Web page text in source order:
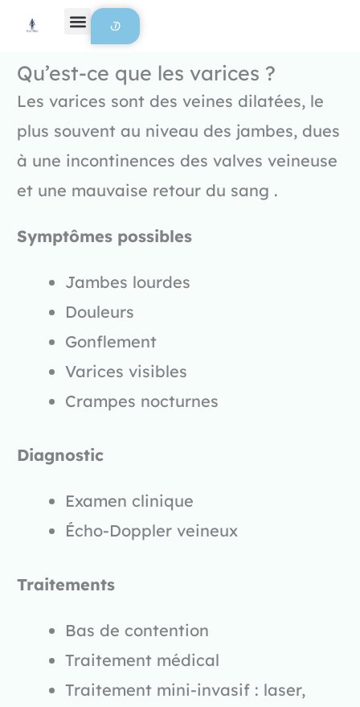
Qu’est-ce que les varices ?
Les varices sont des veines dilatées, le
plus souvent au niveau des jambes, dues
à une incontinences des valves veineuse
et une mauvaise retour du sang .
Symptômes possibles
Jambes lourdes
Douleurs
Gonflement
Varices visibles
Crampes nocturnes
Diagnostic
Examen clinique
Écho-Doppler veineux
Traitements
Bas de contention
Traitement médical
Traitement mini-invasif : laser,